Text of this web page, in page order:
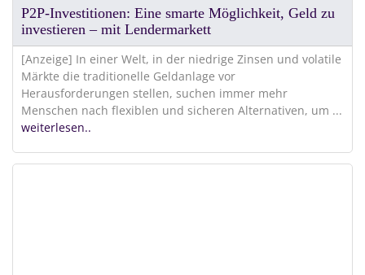
P2P-Investitionen: Eine smarte Möglichkeit, Geld zu
investieren – mit Lendermarkett
[Anzeige] In einer Welt, in der niedrige Zinsen und volatile
Märkte die traditionelle Geldanlage vor
Herausforderungen stellen, suchen immer mehr
Menschen nach flexiblen und sicheren Alternativen, um ...
weiterlesen..